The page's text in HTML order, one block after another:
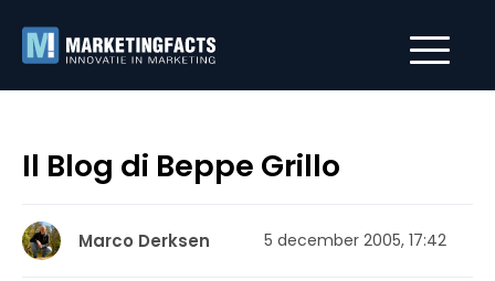
Il Blog di Beppe Grillo
Marco Derksen 5 december 2005, 17:42